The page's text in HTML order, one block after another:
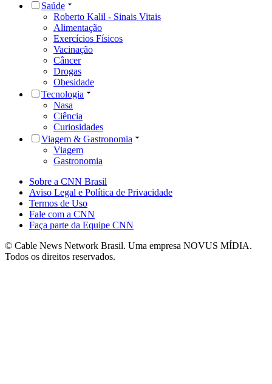
Saúde
Roberto Kalil - Sinais Vitais
Alimentação
Exercícios Físicos
Vacinação
Câncer
Drogas
Obesidade
Tecnologia
Nasa
Ciência
Curiosidades
Viagem & Gastronomia
Viagem
Gastronomia
Sobre a CNN Brasil
Aviso Legal e Política de Privacidade
Termos de Uso
Fale com a CNN
Faça parte da Equipe CNN
© Cable News Network Brasil. Uma empresa NOVUS MÍDIA.
Todos os direitos reservados.